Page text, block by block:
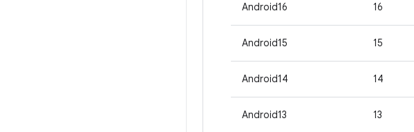
Android16 16
Android15 15
Android14 14
Android13 13